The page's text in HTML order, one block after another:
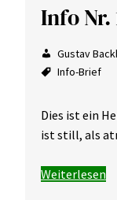
Info Nr.
Gustav
Info-Brief
Dies ist ein
ist still, als
Weiterlesen